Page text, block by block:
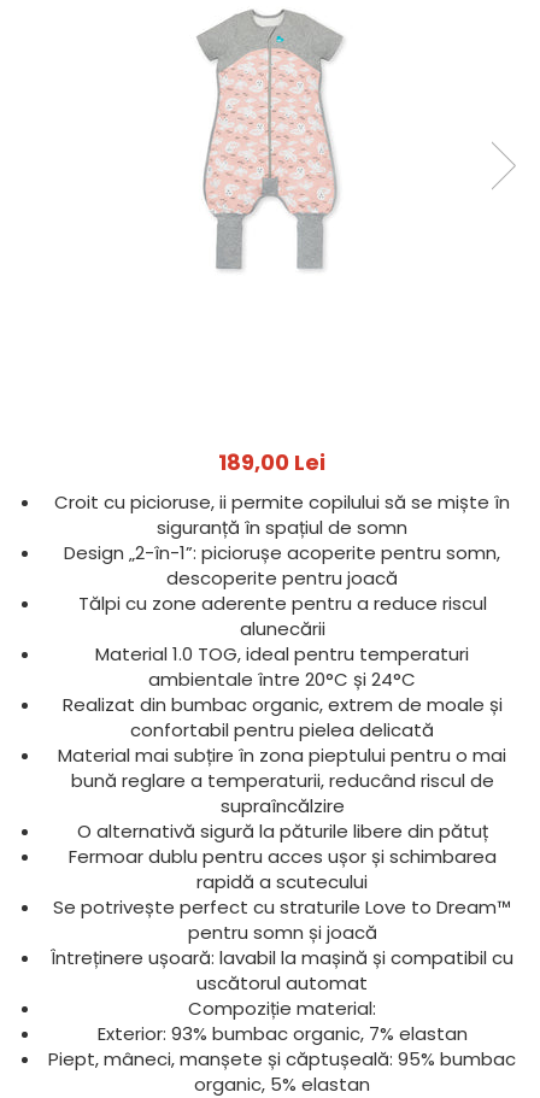
Sac de dormit cu piciorușe
Sac de dormit pentru tranziție
189,00 Lei
Croit cu picioruse, ii permite copilului să se miște în
siguranță în spațiul de somn
Design „2-în-1”: piciorușe acoperite pentru somn,
descoperite pentru joacă
Tălpi cu zone aderente pentru a reduce riscul
alunecării
Material 1.0 TOG, ideal pentru temperaturi
ambientale între 20°C și 24°C
Realizat din bumbac organic, extrem de moale și
confortabil pentru pielea delicată
Material mai subțire în zona pieptului pentru o mai
bună reglare a temperaturii, reducând riscul de
supraîncălzire
O alternativă sigură la păturile libere din pătuț
Fermoar dublu pentru acces ușor și schimbarea
rapidă a scutecului
Se potrivește perfect cu straturile Love to Dream™
pentru somn și joacă
Întreținere ușoară: lavabil la mașină și compatibil cu
uscătorul automat
Compoziție material:
Exterior: 93% bumbac organic, 7% elastan
Piept, mâneci, manșete și căptușeală: 95% bumbac
organic, 5% elastan